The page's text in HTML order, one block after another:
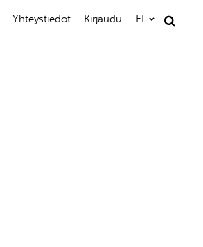
Yhteystiedot Kirjaudu FI